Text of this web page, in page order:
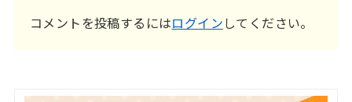
コメントを投稿するにはログイン してください。